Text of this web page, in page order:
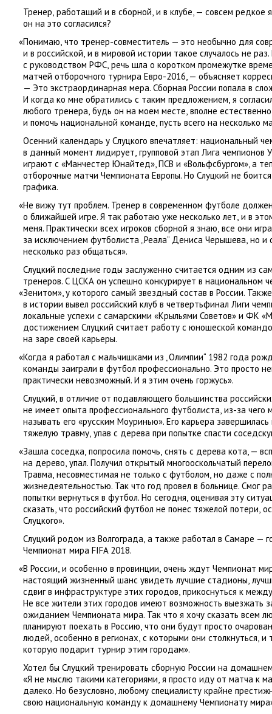
Тренер, работащий и в сборной, и в клубе, — совсем редкое
он на это согласился?
«Понимаю, что тренер-совместитель — это необычно для
и в российской, и в мировой истории такое случалось не
с руководством РФС, речь шла о коротком промежутке
матчей отборочного турнира Евро-2016, — объясняет
— Это экстраординарная мера. Сборная России попала в
И когда ко мне обратились с таким предложением, я
любого тренера, будь он на моем месте, вполне
и помочь национальной команде, пусть всего на несколько
Осенний календарь у Слуцкого впечатляет: национальный
в данный момент лидирует, групповой этап Лига чемпионов
играют с «Манчестер Юнайтед», ПСВ и «Вольфсбургом», а
отборочные матчи Чемпионата Европы. Но Слуцкий не
графика.
«Не вижу тут проблем. Тренер в современном футболе
о ближайшей игре. Я так работаю уже несколько лет, и в
меня. Практически всех игроков сборной я знаю, все они
за исключением футболиста „Реала“ Дениса Черышева, но и
несколько раз общаться».
Слуцкий последние годы заслуженно считается одним из
тренеров. С ЦСКА он успешно конкурирует в национальном
«Зенитом», у которого самый звездный состав в России.
в истории вывел российский клуб в четвертьфинал Лиги
локальные успехи с самарскими «Крыльями Советов» и ФК
достижением Слуцкий считает работу с юношеской
на заре своей карьеры.
«Когда я работал с мальчишками из „Олимпии“ 1982 года
команды заиграли в футбол профессионально. Это просто
практически невозможный. И я этим очень горжусь».
Слуцкий, в отличие от подавляющего большинства
не имеет опыта профессионального футболиста, из-за чего
называть его «русским Моуринью». Его карьера завершилась
тяжелую травму, упав с дерева при попытке спасти
«Зашла соседка, попросила помочь, снять с дерева кота, —
на дерево, упал. Получил открытый многооскольчатый
Травма, несовместимая не только с футболом, но даже с
жизнедеятельностью. Так что год провел в больнице. Смог
попытки вернуться в футбол. Но сегодня, оценивая эту
сказать, что российский футбол не понес тяжелой потери,
Слуцкого».
Слуцкий родом из Волгограда, а также работал в Самаре —
Чемпионат мира FIFA 2018.
«В России, и особенно в провинции, очень ждут Чемпионат
настоящий жизненный шанс увидеть лучшие стадионы,
сдвиг в инфраструктуре этих городов, прикоснуться к
Не все жители этих городов имеют возможность выезжать
ожиданием Чемпионата мира. Так что я хочу сказать всем
планируют поехать в Россию, что они будут просто
людей, особенно в регионах, с которыми они столкнуться, и
которую подарит турнир этим городам».
Хотел бы Слуцкий тренировать сборную России на
«Я не мыслю такими категориями, я просто иду от матча к
далеко. Но безусловно, любому специалисту крайне
свою национальную команду к домашнему Чемпионату